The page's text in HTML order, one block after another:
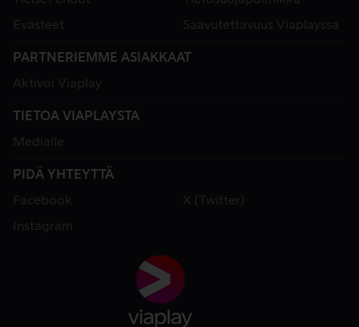
Evästeet
Saavutettavuus Viaplayssa
PARTNERIEMME ASIAKKAAT
Aktivoi Viaplay
TIETOA VIAPLAYSTA
Medialle
PIDÄ YHTEYTTÄ
Facebook
X (Twitter)
Instagram